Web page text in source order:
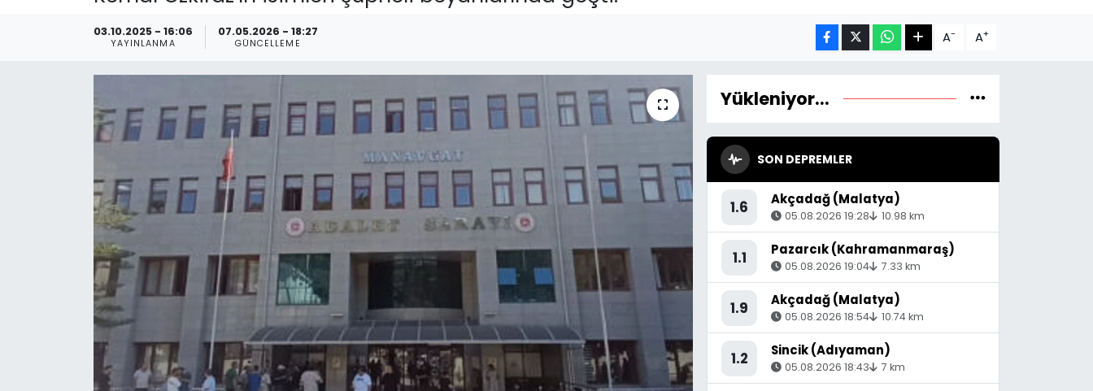
03.10.2025 - 16:06
YAYINLANMA
07.05.2026 - 18:27
GÜNCELLEME A- A+
Yükleniyor...
SON DEPREMLER
1.6 Akçadağ (Malatya)
05.08.2026 19:28 10.98 km
1.1 Pazarcık (Kahramanmaraş)
05.08.2026 19:04 7.33 km
1.9 Akçadağ (Malatya)
05.08.2026 18:54 10.74 km
1.2 Sincik (Adıyaman)
05.08.2026 18:43 7 km
Teknoloji
Resmi İlanlar
Teknoloji
Yaşam
İletişim